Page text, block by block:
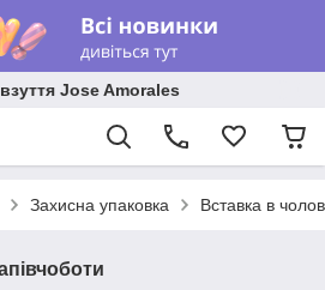
Jose Amorales
Захисна упаковка Вставка в